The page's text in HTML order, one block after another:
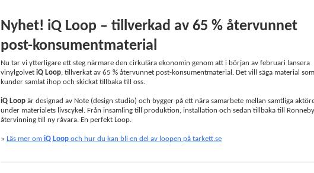
Nyhet! iQ Loop – tillverkad av 65 % återvunnet
post-konsumentmaterial
Nu tar vi ytterligare ett steg närmare den cirkulära ekonomin genom att i början av februari lansera
vinylgolvet iQ Loop, tillverkat av 65 % återvunnet post-konsumentmaterial. Det vill säga material
kunder samlat ihop och skickat tillbaka till oss.
iQ Loop är designad av Note (design studio) och bygger på ett nära samarbete mellan samtliga
under materialets livscykel. Från insamling till produktion, installation och sedan tillbaka till
återvinning till ny råvara. En perfekt Loop.
» Läs mer om iQ Loop och hur du kan bli en del av loopen på tarkett.se